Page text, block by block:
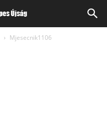
Mjesecnik1106